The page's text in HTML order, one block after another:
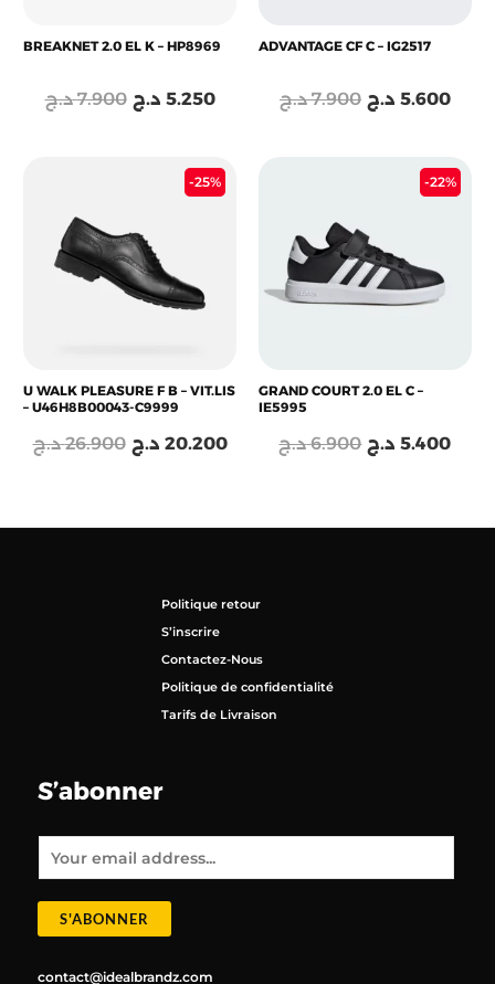
BREAKNET 2.0 EL K – HP8969
7.900 د.ج 5.250 د.ج
ADVANTAGE CF C – IG2517
7.900 د.ج 5.600 د.ج
-25%
U WALK PLEASURE F B – VIT.LIS
– U46H8B00043-C9999
26.900 د.ج
était :
20.200 د.ج
20.200 د.ج.
-22%
GRAND COURT 2.0 EL C –
IE5995
6.900 د.ج
était :
5.400 د.ج
Le
prix
Politique retour
S’inscrire
Contactez-Nous
Politique de confidentialité
Tarifs de Livraison
S’abonner
*
S'ABONNER
contact@idealbrandz.com